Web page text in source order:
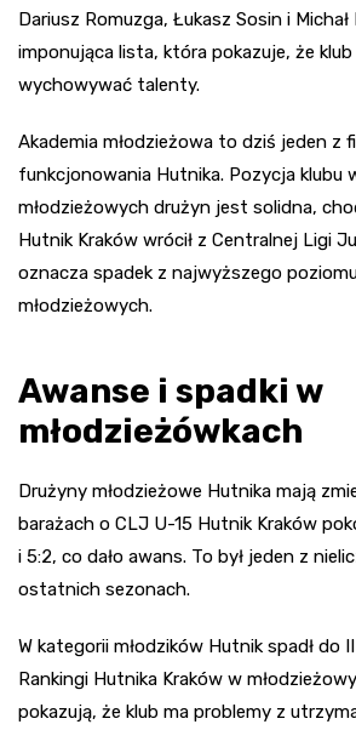
Dariusz Romuzga, Łukasz Sosin i Michał
imponująca lista, która pokazuje, że klub
wychowywać talenty.
Akademia młodzieżowa to dziś jeden z
funkcjonowania Hutnika. Pozycja klubu
młodzieżowych drużyn jest solidna,
Hutnik Kraków wrócił z Centralnej Ligi
oznacza spadek z najwyższego
młodzieżowych.
Awanse i spadki w
młodzieżówkach
Drużyny młodzieżowe Hutnika mają
barażach o CLJ U-15 Hutnik Kraków
i 5:2, co dało awans. To był jeden z
ostatnich sezonach.
W kategorii młodzików Hutnik spadł do
Rankingi Hutnika Kraków w
pokazują, że klub ma problemy z